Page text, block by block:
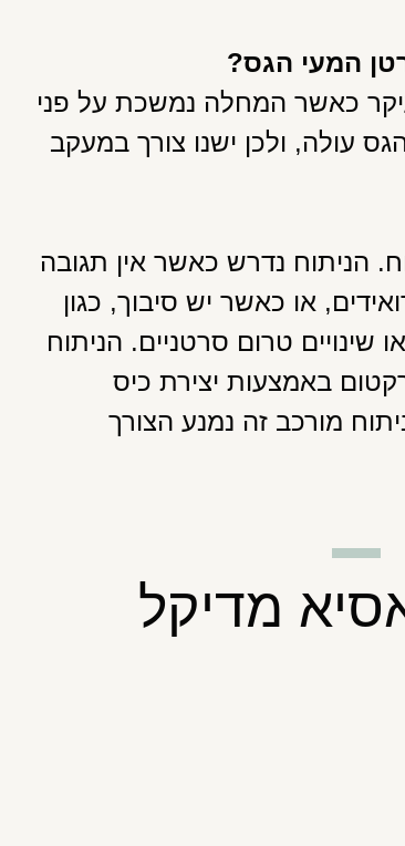
המעי הגס?
כאשר המחלה נמשכת על פני
עולה, ולכן ישנו צורך במעקב
הניתוח נדרש כאשר אין תגובה
או כאשר יש סיבוך, כגון
טרום סרטניים. הניתוח
באמצעות יצירת כיס
מורכב זה נמנע הצורך
מדיקל